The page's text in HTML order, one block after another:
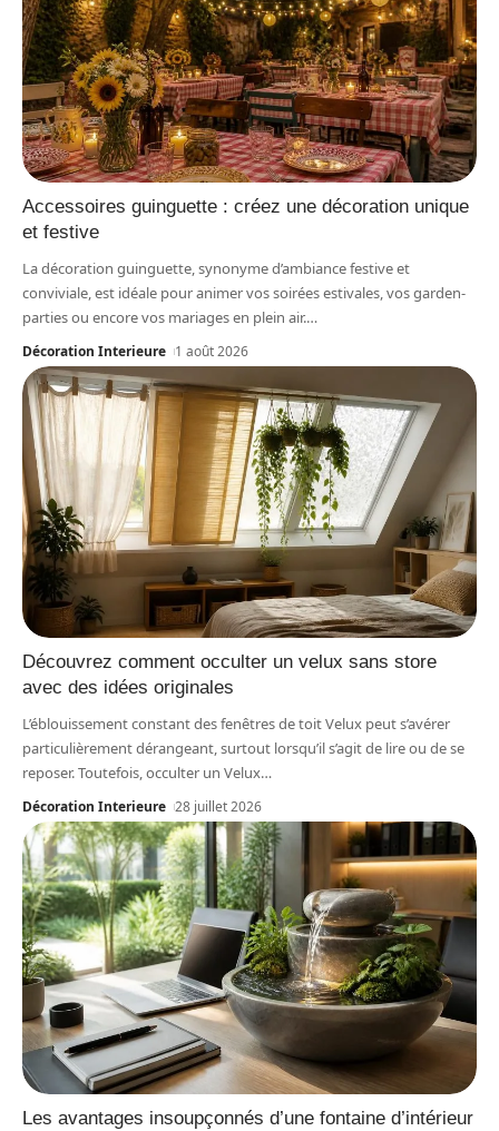
Accessoires guinguette : créez une décoration unique
et festive
La décoration guinguette, synonyme d’ambiance festive et
conviviale, est idéale pour animer vos soirées estivales, vos garden-
parties ou encore vos mariages en plein air.…
Décoration Interieure 1 août 2026
Découvrez comment occulter un velux sans store
avec des idées originales
L’éblouissement constant des fenêtres de toit Velux peut s’avérer
particulièrement dérangeant, surtout lorsqu’il s’agit de lire ou de se
reposer. Toutefois, occulter un Velux…
Décoration Interieure 28 juillet 2026
Les avantages insoupçonnés d’une fontaine d’intérieur